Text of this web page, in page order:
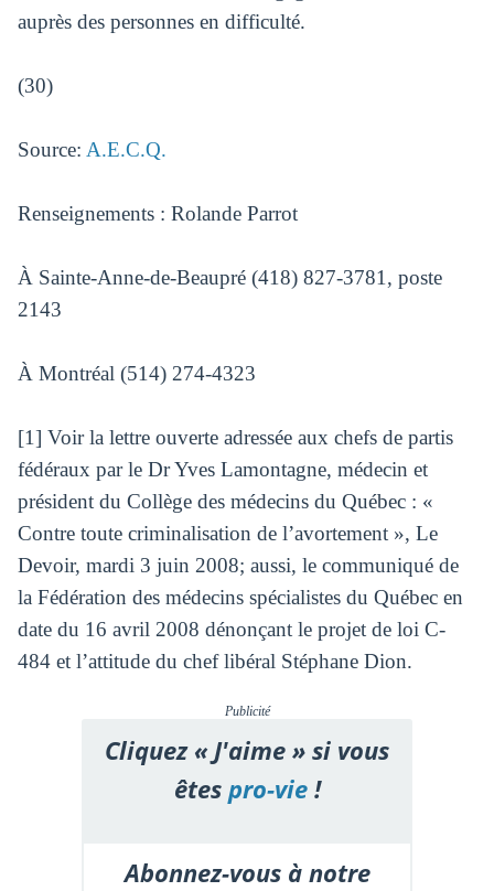
auprès des personnes en difficulté.
(30)
Source: A.E.C.Q.
Renseignements : Rolande Parrot
À Sainte-Anne-de-Beaupré (418) 827-3781, poste
2143
À Montréal (514) 274-4323
[1] Voir la lettre ouverte adressée aux chefs de partis
fédéraux par le Dr Yves Lamontagne, médecin et
président du Collège des médecins du Québec : «
Contre toute criminalisation de l’avortement », Le
Devoir, mardi 3 juin 2008; aussi, le communiqué de
la Fédération des médecins spécialistes du Québec en
date du 16 avril 2008 dénonçant le projet de loi C-
484 et l’attitude du chef libéral Stéphane Dion.
Publicité
Cliquez « J'aime » si vous
êtespro-vie!
Abonnez-vous à notre